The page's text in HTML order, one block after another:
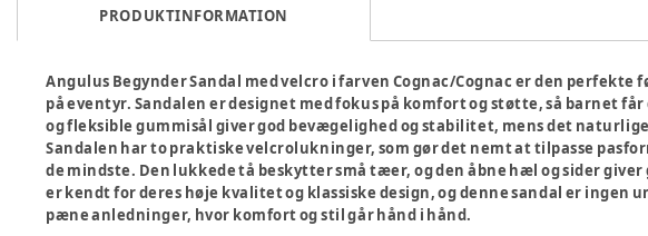
PRODUKTINFORMATION
Angulus Begynder Sandal med velcro i farven Cognac/Cognac er den perfekte
på eventyr. Sandalen er designet med fokus på komfort og støtte, så barnet
og fleksible gummisål giver god bevægelighed og stabilitet, mens det
Sandalen har to praktiske velcrolukninger, som gør det nemt at tilpasse
de mindste. Den lukkede tå beskytter små tæer, og den åbne hæl og sider
er kendt for deres høje kvalitet og klassiske design, og denne sandal er ingen
pæne anledninger, hvor komfort og stil går hånd i hånd.